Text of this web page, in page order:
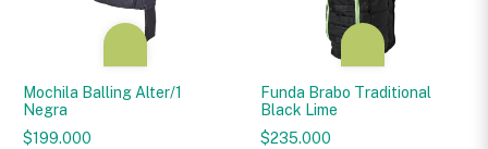
Mochila Balling Alter/1
Negra
$199.000
Funda Brabo Traditional
Black Lime
$235.000